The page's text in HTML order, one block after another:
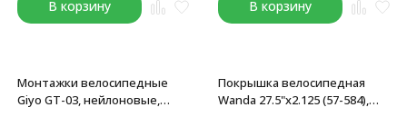
В корзину В корзину
Монтажки велосипедные
Giyo GT-03, нейлоновые,
Покрышка велосипедная
Wanda 27.5"х2.125 (57-584),